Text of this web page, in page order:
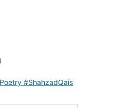
#ShahzadQais